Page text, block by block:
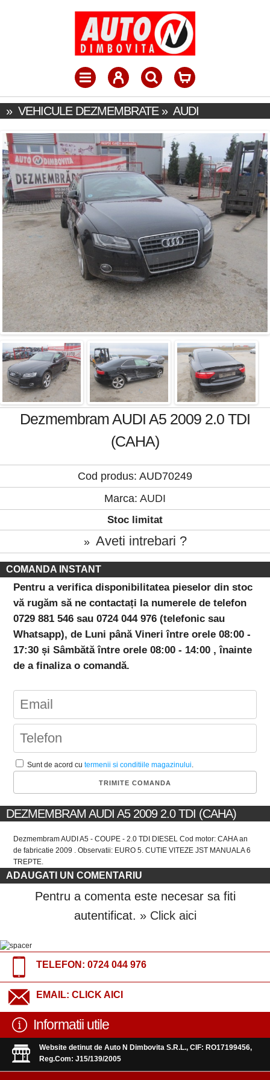
» VEHICULE DEZMEMBRATE» AUDI
Dezmembram AUDI A5 2009 2.0 TDI
(CAHA)
Cod produs: AUD70249
Marca: AUDI
Stoc limitat
» Aveti intrebari ?
COMANDA INSTANT
Pentru a verifica disponibilitatea pieselor din stoc
vă rugăm să ne contactați la numerele de telefon
0729 881 546 sau 0724 044 976 (telefonic sau
Whatsapp), de Luni până Vineri între orele 08:00 -
17:30 și Sâmbătă între orele 08:00 - 14:00 , înainte
de a finaliza o comandă.
Sunt de acord cutermenii si conditiile magazinului.
DEZMEMBRAM AUDI A5 2009 2.0 TDI (CAHA)
Dezmembram AUDI A5 - COUPE - 2.0 TDI DIESEL Cod motor: CAHA an
de fabricatie 2009 . Observatii: EURO 5. CUTIE VITEZE JST MANUALA 6
TREPTE.
ADAUGATI UN COMENTARIU
Pentru a comenta este necesar sa fiti
autentificat. » Click aici
TELEFON: 0724 044 976
EMAIL: CLICK AICI
Informatii utile
Website detinut de Auto N Dimbovita S.R.L., CIF: RO17199456,
Reg.Com: J15/139/2005